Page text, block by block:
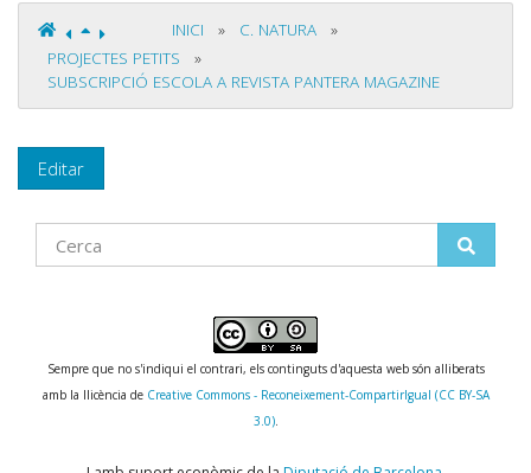
INICI » C. NATURA
»
PROJECTES PETITS
»
SUBSCRIPCIÓ ESCOLA A REVISTA PANTERA MAGAZINE
Editar
Find
Sempre que no s'indiqui el contrari, els continguts d'aquesta web són alliberats
amb la llicència de Creative Commons - Reconeixement-CompartirIgual (CC BY-SA
3.0).